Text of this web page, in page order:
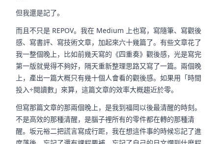
但我還是記了。
而且不只是 REPOV。我在 Medium 上也寫，寫隨筆、寫觀後
感、寫書評、寫技術文章，加起來六十幾篇了。有些文章花了
我一整個晚上，比如前幾天寫的《四重奏》觀後感，光是寫完
第一版就覺得不夠好，隔天重新整理思路又寫了一篇。兩個晚
上，產出一篇大概只有幾十個人會看的觀後感。如果用「時間
投入÷閱讀數」來算，這篇文章的效率大概趨近於零。
但寫那篇文章的那兩個晚上，是我到福岡以後最清醒的時刻。
不是高效的那種清醒，是腦子裡所有的零件都在轉的那種清
醒。坂元裕二把謊言寫成行距，我在想這件事的時候忘記了進